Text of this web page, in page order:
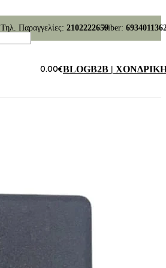
Τηλ. Παραγγελίες: 2102222659Viber:
0.00€BLOGB2B |